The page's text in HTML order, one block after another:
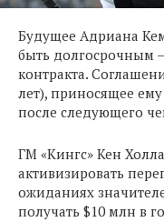
Будущее Адриана
быть долгосрочным
контракта.
лет), приносящее ему
после следующего
ГМ «Кингс» Кен
активизировать
ожиданиях
получать $10 млн в